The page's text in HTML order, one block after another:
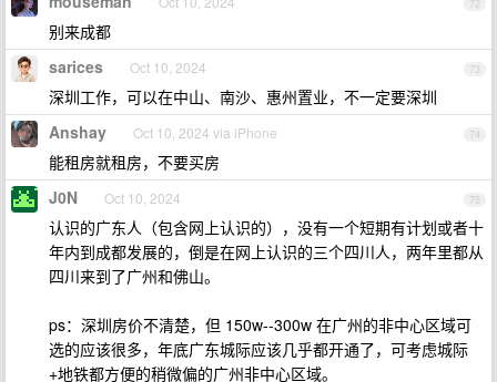
72
别来成都
73
sarices Oct 10, 2024
深圳工作，可以在中山、南沙、惠州置业，不一定要深圳
74
Anshay Oct 10, 2024 via iPhone
能租房就租房，不要买房
75
J0N Oct 10, 2024
认识的广东人（包含网上认识的），没有一个短期有计划或者十
年内到成都发展的，倒是在网上认识的三个四川人，两年里都从
四川来到了广州和佛山。
ps：深圳房价不清楚，但 150w--300w 在广州的非中心区域可
选的应该很多，年底广东城际应该几乎都开通了，可考虑城际
+地铁都方便的稍微偏的广州非中心区域。